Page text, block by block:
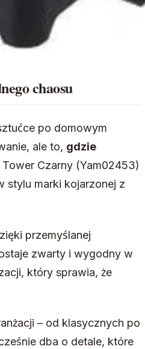
chaosu
po domowym
ale to, gdzie
Czarny (Yam02453)
stylu marki kojarzonej z
przemyślanej
zwarty i wygodny w
który sprawia, że
– od klasycznych po
dba o detale, które